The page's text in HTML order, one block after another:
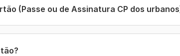
(Passe ou de Assinatura CP dos